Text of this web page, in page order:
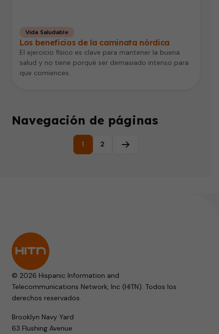
Vida Saludable
Los beneficios de la caminata nórdica
El ejercicio físico es clave para mantener la buena
salud y no tiene porqué ser demasiado intenso para
que comiences…
Navegación de páginas
1 2 Página siguiente
© 2026 Hispanic Information and
Telecommunications Network, Inc (HITN). Todos los
derechos reservados.
Brooklyn Navy Yard
63 Flushing Avenue